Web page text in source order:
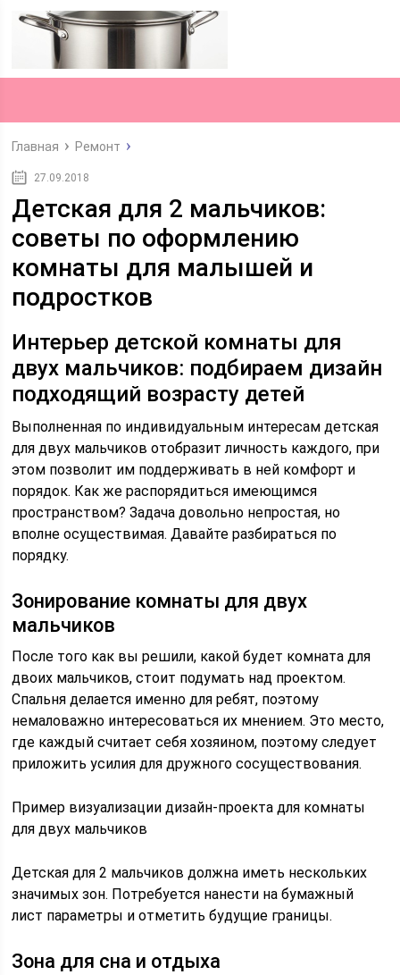
Главная Ремонт
27.09.2018
Детская для 2 мальчиков:
советы по оформлению
комнаты для малышей и
подростков
Интерьер детской комнаты для
двух мальчиков: подбираем дизайн
подходящий возрасту детей
Выполненная по индивидуальным интересам детская
для двух мальчиков отобразит личность каждого, при
этом позволит им поддерживать в ней комфорт и
порядок. Как же распорядиться имеющимся
пространством? Задача довольно непростая, но
вполне осуществимая. Давайте разбираться по
порядку.
Зонирование комнаты для двух
мальчиков
После того как вы решили, какой будет комната для
двоих мальчиков, стоит подумать над проектом.
Спальня делается именно для ребят, поэтому
немаловажно интересоваться их мнением. Это место,
где каждый считает себя хозяином, поэтому следует
приложить усилия для дружного сосуществования.
Пример визуализации дизайн-проекта для комнаты
для двух мальчиков
Детская для 2 мальчиков должна иметь нескольких
значимых зон. Потребуется нанести на бумажный
лист параметры и отметить будущие границы.
Зона для сна и отдыха